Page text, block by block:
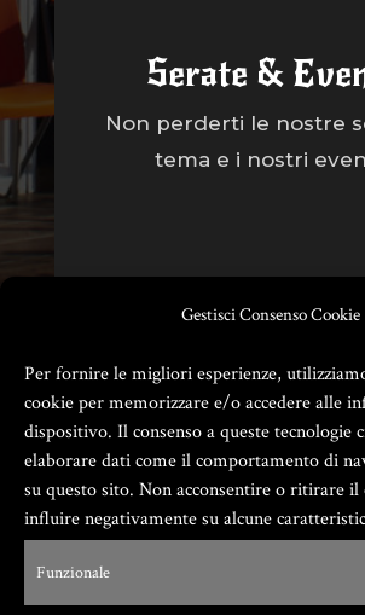
Gestisci Consenso Cookie
Per fornire le migliori esperienze,
cookie per memorizzare e/o accedere alle
dispositivo. Il consenso a queste tecnologie
elaborare dati come il comportamento di
su questo sito. Non acconsentire o ritirare il
influire negativamente su alcune
Funzionale
Serate &
Non perderti le nostre
tema e i nostri
Zio Gian Fester ®